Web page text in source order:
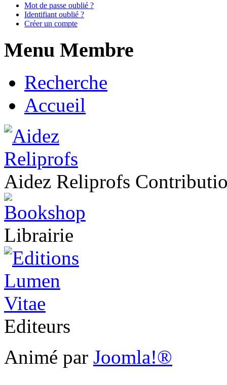
Mot de passe oublié ?
Identifiant oublié ?
Créer un compte
Menu Membre
Recherche
Accueil
Aidez Reliprofs
Librairie
Editeurs
Animé par Joomla!®